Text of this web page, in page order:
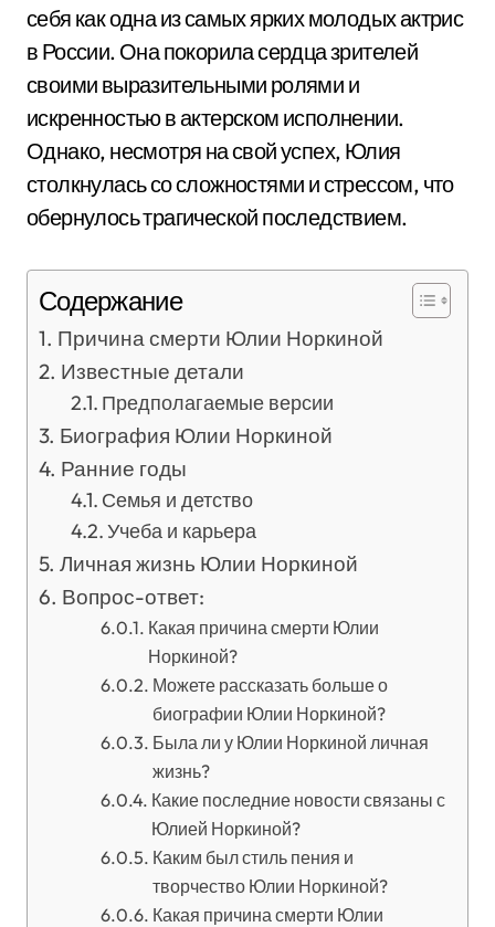
себя как одна из самых ярких молодых актрис
в России. Она покорила сердца зрителей
своими выразительными ролями и
искренностью в актерском исполнении.
Однако, несмотря на свой успех, Юлия
столкнулась со сложностями и стрессом, что
обернулось трагической последствием.
Содержание
Причина смерти Юлии Норкиной
Известные детали
Предполагаемые версии
Биография Юлии Норкиной
Ранние годы
Семья и детство
Учеба и карьера
Личная жизнь Юлии Норкиной
Вопрос-ответ:
Какая причина смерти Юлии
Норкиной?
Можете рассказать больше о
биографии Юлии Норкиной?
Была ли у Юлии Норкиной личная
жизнь?
Какие последние новости связаны с
Юлией Норкиной?
Каким был стиль пения и
творчество Юлии Норкиной?
Какая причина смерти Юлии